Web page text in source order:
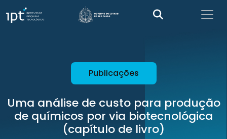
Publicações
Uma análise de custo para produção
de químicos por via biotecnológica
(capítulo de livro)